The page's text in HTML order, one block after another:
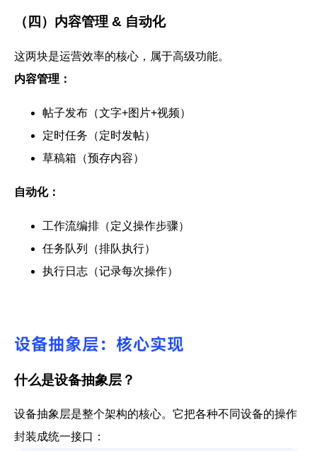
（四）内容管理 & 自动化
这两块是运营效率的核心，属于高级功能。
内容管理：
帖子发布（文字+图片+视频）
定时任务（定时发帖）
草稿箱（预存内容）
自动化：
工作流编排（定义操作步骤）
任务队列（排队执行）
执行日志（记录每次操作）
设备抽象层：核心实现
什么是设备抽象层？
设备抽象层是整个架构的核心。它把各种不同设备的操作
封装成统一接口：